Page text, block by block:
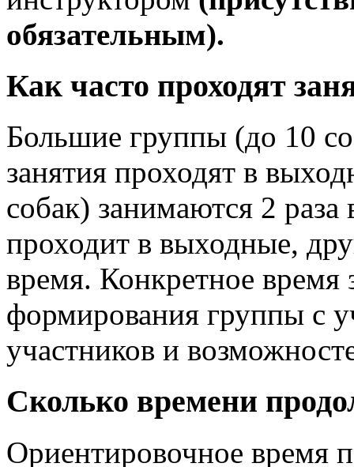
обязательным).
Как часто проходят
Большие группы (до 10
занятия проходят в
собак) занимаются 2
проходит в выходные,
время. Конкретное время
формирования группы с
участников и
Сколько времени
Ориентировочное время